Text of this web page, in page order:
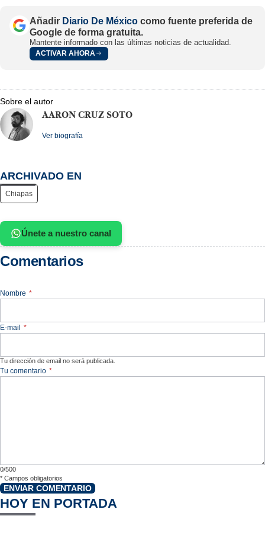
Añadir Diario De México como fuente preferida de
Google de forma gratuita.
Mantente informado con las últimas noticias de actualidad.
ACTIVAR AHORA
Sobre el autor
AARON CRUZ SOTO
Ver biografía
ARCHIVADO EN
Chiapas
Únete a nuestro canal
Comentarios
Nombre *
E-mail *
Tu dirección de email no será publicada.
Tu comentario *
0/500
* Campos obligatorios
ENVIAR COMENTARIO
HOY EN PORTADA